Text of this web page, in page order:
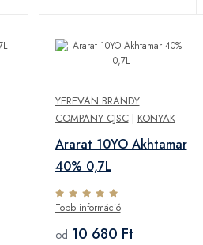
YEREVAN BRANDY
COMPANY CJSC| KONYAK
Ararat 10YO Akhtamar
40% 0,7L
Több információ
od 10 680 Ft